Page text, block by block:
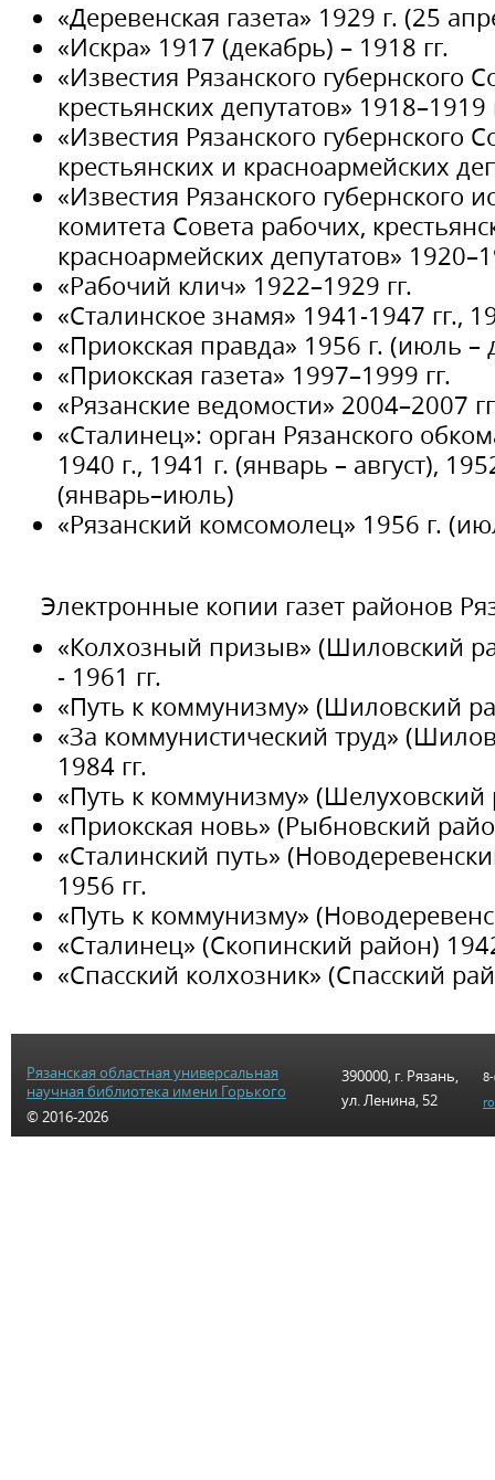
«Деревенская газета» 1929 г. (25
«Искра» 1917 (декабрь) – 1918 гг.
«Известия Рязанского губернского
крестьянских депутатов» 1918–1919
«Известия Рязанского губернского
крестьянских и красноармейских
«Известия Рязанского губернского
комитета Совета рабочих,
красноармейских депутатов»
«Рабочий клич» 1922–1929 гг.
«Сталинское знамя» 1941-1947 гг.,
«Приокская правда» 1956 г. (июль –
«Приокская газета» 1997–1999 гг.
«Рязанские ведомости» 2004–2007
«Сталинец»: орган Рязанского
1940 г., 1941 г. (январь – август),
(январь–июль)
«Рязанский комсомолец» 1956 г.
Электронные копии газет районов
«Колхозный призыв» (Шиловский
- 1961 гг.
«Путь к коммунизму» (Шиловский
«За коммунистический труд»
1984 гг.
«Путь к коммунизму» (Шелуховский
«Приокская новь» (Рыбновский
«Сталинский путь»
1956 гг.
«Путь к коммунизму»
«Сталинец» (Скопинский район)
«Спасский колхозник» (Спасский
Рязанская областная универсальная
научная библиотека имени Горького
© 2016-2026
390000, г. Рязань,
ул. Ленина, 52